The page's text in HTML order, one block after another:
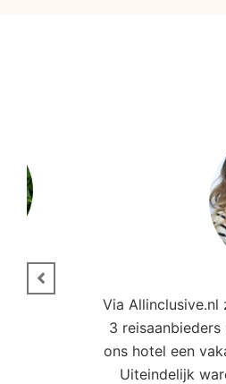
Via
3
ons hotel een
Uiteindelijk